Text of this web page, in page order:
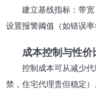
建立基线指标：带
设置报警阈值（如错误
成本控制与性价
控制成本可从减少
禁，住宅代理贵但稳定